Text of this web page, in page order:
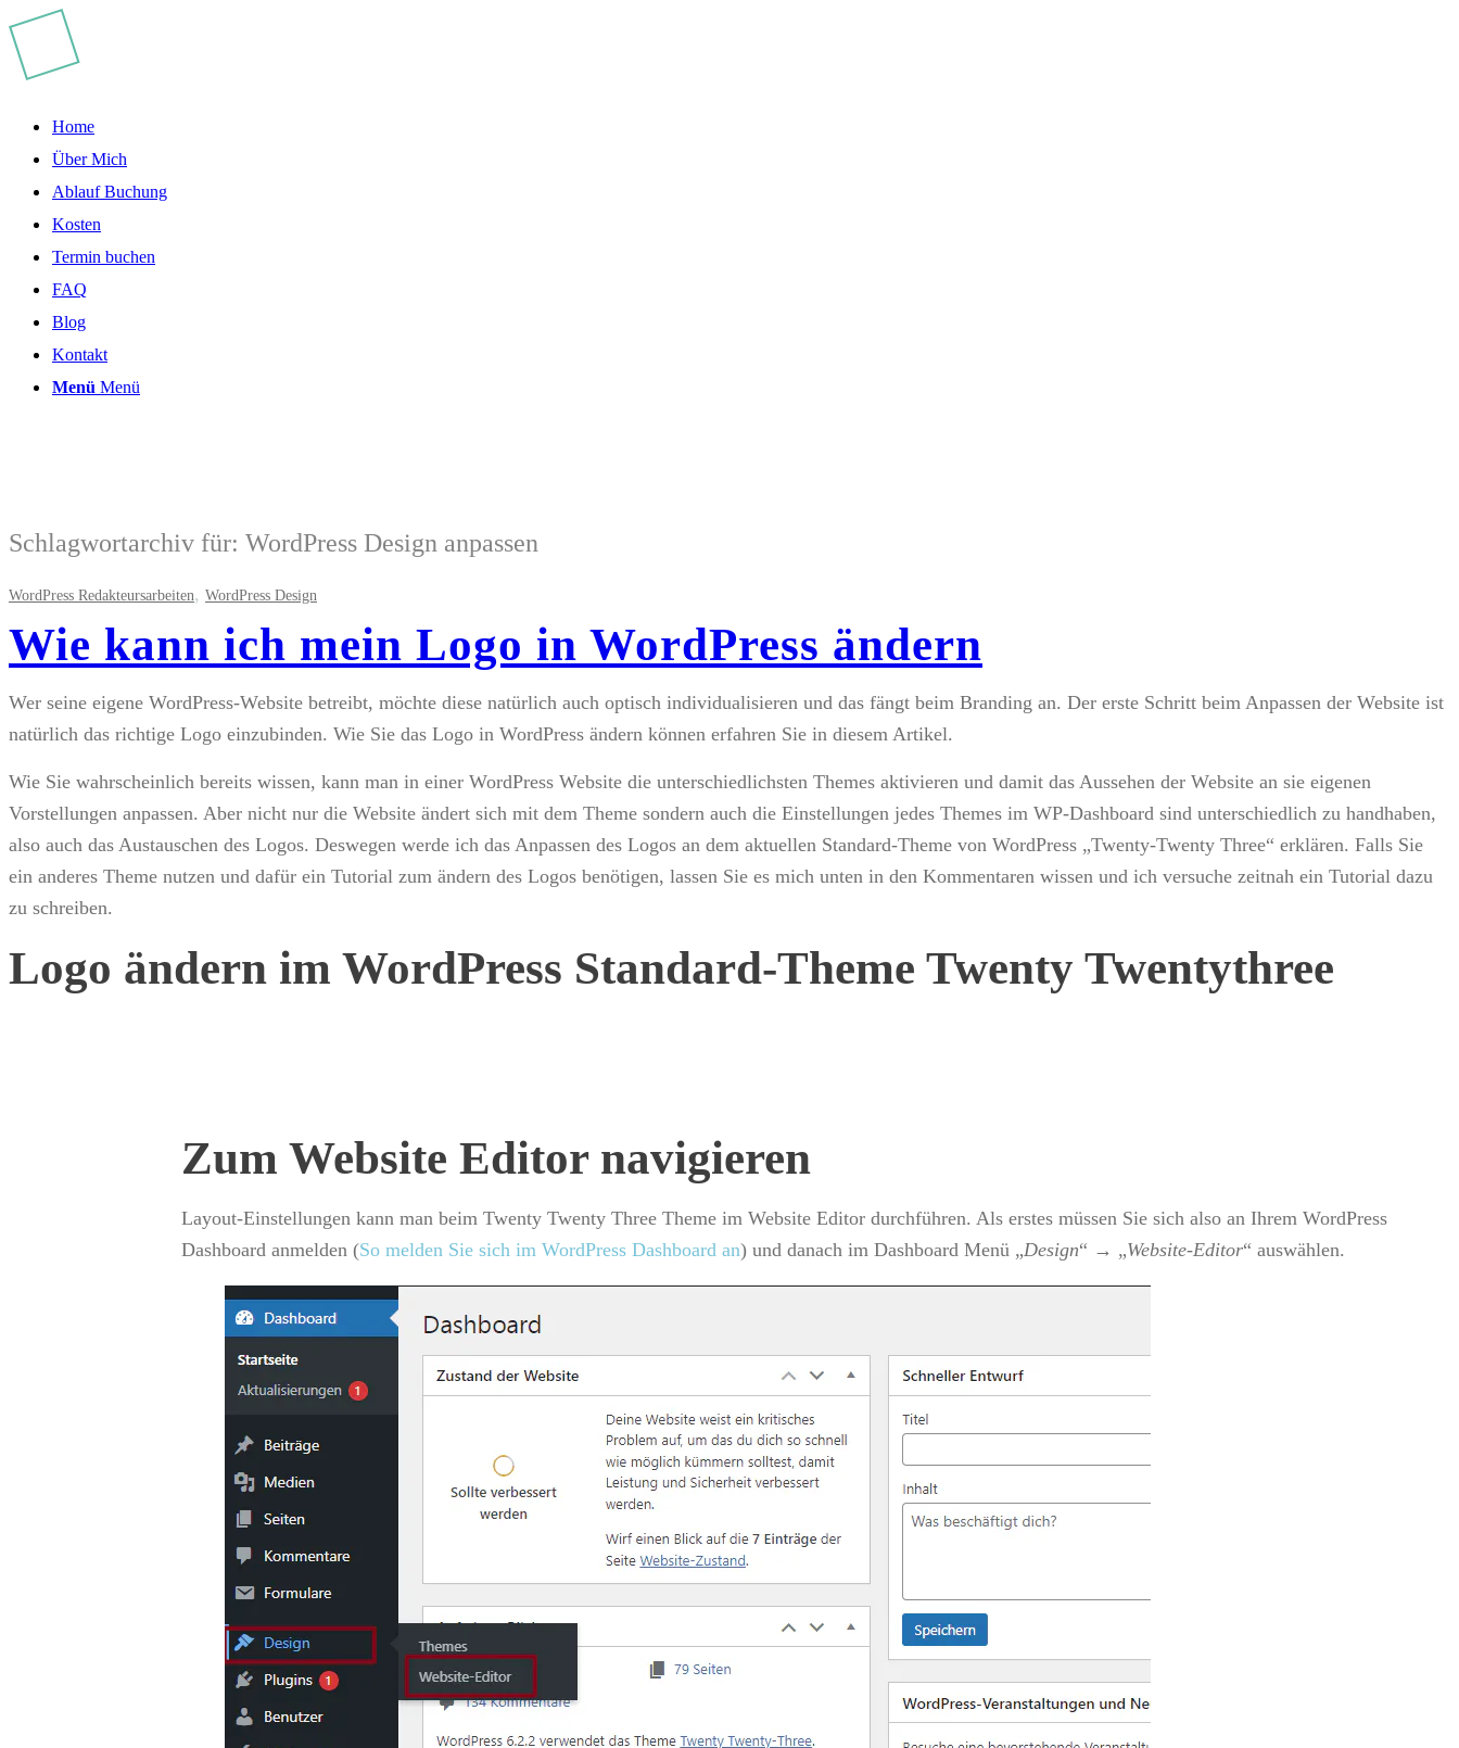
Home
Über Mich
Ablauf Buchung
Kosten
Termin buchen
FAQ
Blog
Kontakt
Menü Menü
Schlagwortarchiv für: WordPress Design anpassen
WordPress Redakteursarbeiten, WordPress Design
Wie kann ich mein Logo in WordPress ändern
Wer seine eigene WordPress-Website betreibt, möchte diese natürlich auch optisch individualisieren und das fängt beim Branding an. Der erste Schritt beim Anpassen der Website ist
natürlich das richtige Logo einzubinden. Wie Sie das Logo in WordPress ändern können erfahren Sie in diesem Artikel.
Wie Sie wahrscheinlich bereits wissen, kann man in einer WordPress Website die unterschiedlichsten Themes aktivieren und damit das Aussehen der Website an sie eigenen
Vorstellungen anpassen. Aber nicht nur die Website ändert sich mit dem Theme sondern auch die Einstellungen jedes Themes im WP-Dashboard sind unterschiedlich zu handhaben,
also auch das Austauschen des Logos. Deswegen werde ich das Anpassen des Logos an dem aktuellen Standard-Theme von WordPress „Twenty-Twenty Three“ erklären. Falls Sie
ein anderes Theme nutzen und dafür ein Tutorial zum ändern des Logos benötigen, lassen Sie es mich unten in den Kommentaren wissen und ich versuche zeitnah ein Tutorial dazu
zu schreiben.
Logo ändern im WordPress Standard-Theme Twenty Twentythree
Zum Website Editor navigieren
Layout-Einstellungen kann man beim Twenty Twenty Three Theme im Website Editor durchführen. Als erstes müssen Sie sich also an Ihrem WordPress
Dashboard anmelden (So melden Sie sich im WordPress Dashboard an) und danach im Dashboard Menü „Design“ → „Website-Editor“ auswählen.